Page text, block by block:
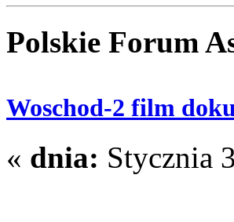
Polskie Forum
Woschod-2 film
« dnia: Stycznia